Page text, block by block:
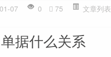
01-07 0 75 文章列表
据什么关系